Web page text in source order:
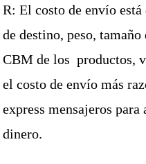
R: El costo de envío
de destino, peso,
CBM de los productos,
el costo de envío más
express mensajeros
dinero.